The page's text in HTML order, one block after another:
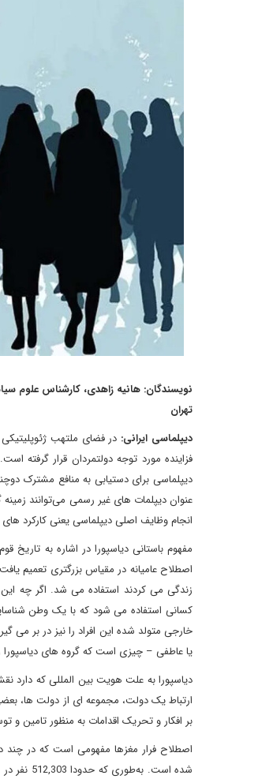
نویسندگان: هانیه زاهدی، کارشناس علوم
تهران
دیپلماسی ایرانی: در فضای ملتهب
فزاینده مورد توجه دولتمردان قرار گرفته
دیپلماسی برای دستیابی به منافع مشترک
عنوان دیپلمات های غیر رسمی می‌توانند زمینه
انجام وظایف اصلی دیپلماسی یعنی کارکرد
مفهوم باستانی دیاسپورا در اشاره به
زندگی می کردند استفاده می شد. اگر چه
کسانی استفاده می شود که با یک وطن
خارجی متولد شده این افراد را نیز در بر می
یا عاطفی – چیزی است که گروه های دیاسپورا
دیاسپورا به علت هویت بین المللی که دارد
ارتباط یک دولت، مجموعه ای از دولت ها،
بر افکار و تحریک اقدامات به منظور تامین
اصطلاح فرار مغزها مفهومی است که در چند